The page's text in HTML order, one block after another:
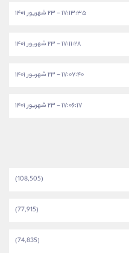
۱۷:۱۳:۳۵ - ۲۳ شهریور ۱۴۰۱
۱۷:۱۱:۲۸ - ۲۳ شهریور ۱۴۰۱
۱۷:۰۷:۴۰ - ۲۳ شهریور ۱۴۰۱
۱۷:۰۶:۱۷ - ۲۳ شهریور ۱۴۰۱
(108,505)
(77,915)
(74,835)